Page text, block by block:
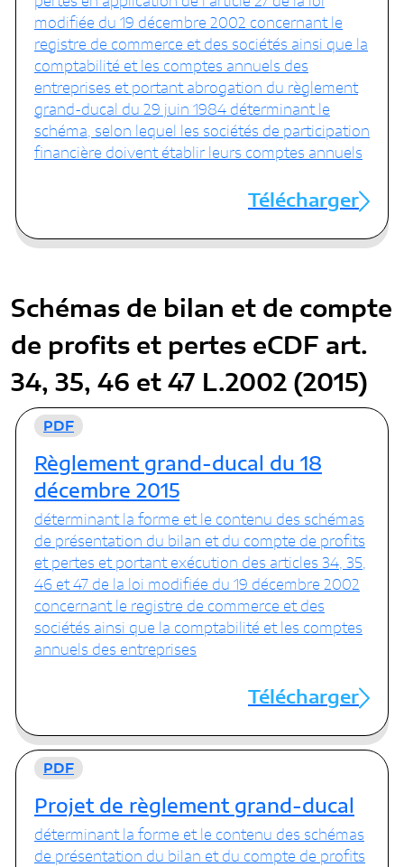
modifiée du 19 décembre 2002 concernant le
registre de commerce et des sociétés ainsi que la
comptabilité et les comptes annuels des
entreprises et portant abrogation du règlement
grand-ducal du 29 juin 1984 déterminant le
schéma, selon lequel les sociétés de participation
financière doivent établir leurs comptes annuels
Télécharger
Schémas de bilan et de compte
de profits et pertes eCDF art.
34, 35, 46 et 47 L.2002 (2015)
PDF
Règlement grand-ducal du 18
décembre 2015
déterminant la forme et le contenu des schémas
de présentation du bilan et du compte de profits
et pertes et portant exécution des articles 34, 35,
46 et 47 de la loi modifiée du 19 décembre 2002
concernant le registre de commerce et des
sociétés ainsi que la comptabilité et les comptes
annuels des entreprises
Télécharger
PDF
Projet de règlement grand-ducal
déterminant la forme et le contenu des schémas
de présentation du bilan et du compte de profits